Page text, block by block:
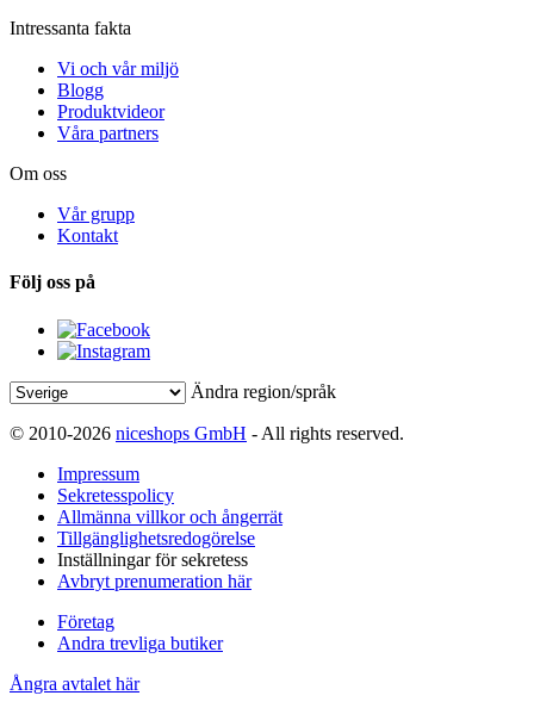
Intressanta fakta
Vi och vår miljö
Blogg
Produktvideor
Våra partners
Om oss
Vår grupp
Kontakt
Följ oss på
Ändra region/språk
© 2010-2026 niceshops GmbH - All rights reserved.
Impressum
Sekretesspolicy
Allmänna villkor och ångerrät
Tillgänglighetsredogörelse
Inställningar för sekretess
Avbryt prenumeration här
Företag
Andra trevliga butiker
Ångra avtalet här